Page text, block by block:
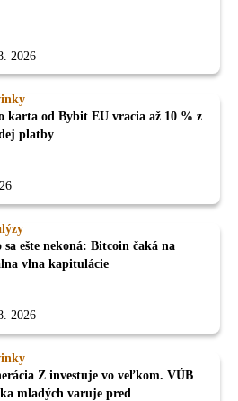
2026
karta od Bybit EU vracia až 10 % z
platby
sa ešte nekoná: Bitcoin čaká na
vlna kapitulácie
2026
Z investuje vo veľkom. VÚB
mladých varuje pred